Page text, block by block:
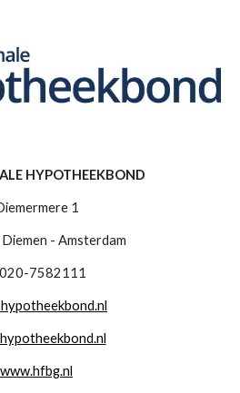
HYPOTHEEKBOND
1
- Amsterdam
7582111
www.hfbg.nl